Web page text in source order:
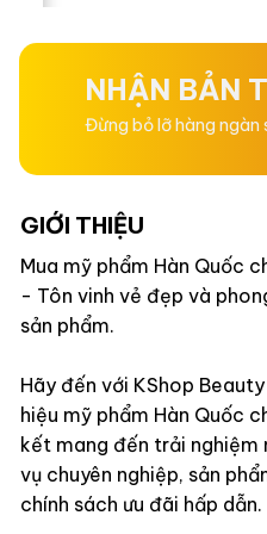
5
NHẬN BẢN
Đừng bỏ lỡ hàng ngàn
GIỚI THIỆU
Mua mỹ phẩm Hàn Quốc
- Tôn vinh vẻ đẹp và
sản phẩm.
Hãy đến với KShop
hiệu mỹ phẩm Hàn Quốc
kết mang đến trải
vụ chuyên nghiệp, sản
chính sách ưu đãi hấp dẫn.